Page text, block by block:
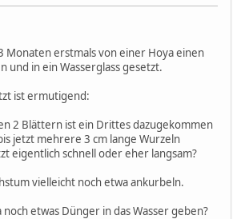
Monaten erstmals von einer Hoya einen
und in ein Wasserglass gesetzt.
ist ermutigend:
2 Blättern ist ein Drittes dazugekommen
jetzt mehrere 3 cm lange Wurzeln
eigentlich schnell oder eher langsam?
vielleicht noch etwa ankurbeln.
noch etwas Dünger in das Wasser geben?